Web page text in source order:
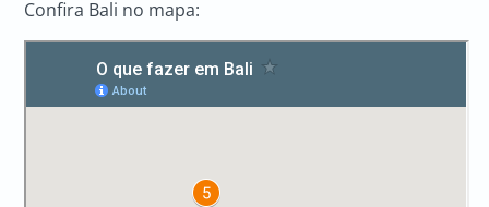
Confira Bali no mapa: